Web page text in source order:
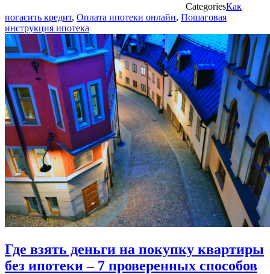
CategoriesКак
погасить кредит, Оплата ипотеки онлайн, Пошаговая
инструкция ипотека
Где взять деньги на покупку квартиры
без ипотеки – 7 проверенных способов